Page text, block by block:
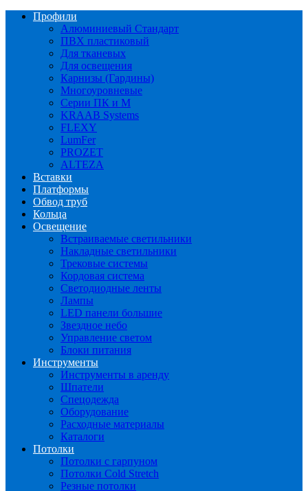
Профили
Алюминиевый Стандарт
ПВХ пластиковый
Для тканевых
Для освещения
Карнизы (Гардины)
Многоуровневые
Серии ПК и М
KRAAB Systems
FLEXY
LumFer
PROZET
ALTEZA
Вставки
Платформы
Обвод труб
Кольца
Освещение
Встраиваемые светильники
Накладные светильники
Трековые системы
Кордовая система
Светодиодные ленты
Лампы
LED панели большие
Звездное небо
Управление светом
Блоки питания
Инструменты
Инструменты в аренду
Шпатели
Спецодежда
Оборудование
Расходные материалы
Каталоги
Потолки
Потолки с гарпуном
Потолки Cold Stretch
Резные потолки